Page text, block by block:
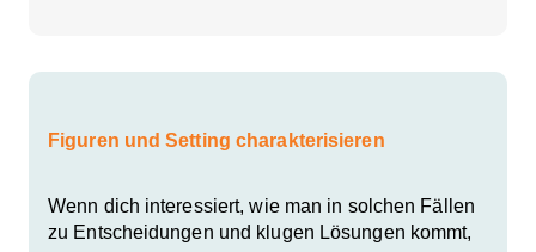
Figuren und Setting charakterisieren
Wenn dich interessiert, wie man in solchen Fällen
zu Entscheidungen und klugen Lösungen kommt,